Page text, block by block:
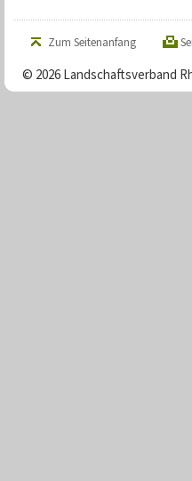
Zum Seitenanfang
© 2026 Landschaftsverband